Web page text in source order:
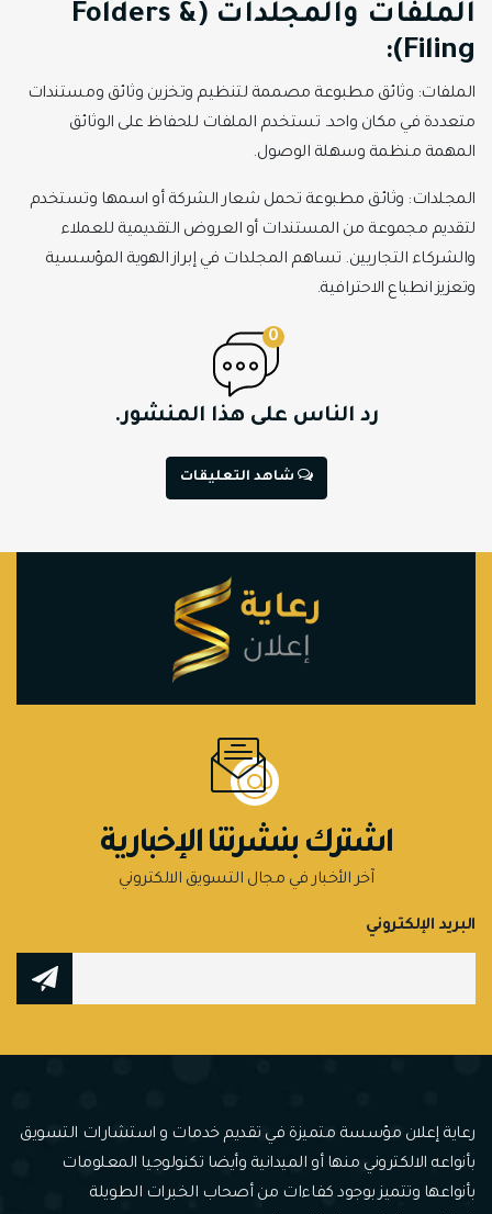
الملفات والمجلدات (Folders &
Filing):
الملفات: وثائق مطبوعة مصممة لتنظيم وتخزين وثائق ومستندات
متعددة في مكان واحد. تستخدم الملفات للحفاظ على الوثائق
المهمة منظمة وسهلة الوصول.
المجلدات: وثائق مطبوعة تحمل شعار الشركة أو اسمها وتستخدم
لتقديم مجموعة من المستندات أو العروض التقديمية للعملاء
والشركاء التجاريين. تساهم المجلدات في إبراز الهوية المؤسسية
وتعزيز انطباع الاحترافية.
0
رد الناس على هذا المنشور.
شاهد التعليقات
اشترك بنشرتنا الإخبارية
آخر الأخبار في مجال التسويق الالكتروني
البريد الإلكتروني
رعاية إعلان مؤسسة متميزة في تقديم خدمات و استشارات التسويق
بأنواعه الالكتروني منها أو الميدانية وأيضا تكنولوجيا المعلومات
بأنواعها وتتميز بوجود كفاءات من أصحاب الخبرات الطويلة